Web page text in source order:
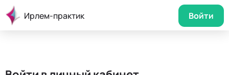
Ирлем-практик Войти